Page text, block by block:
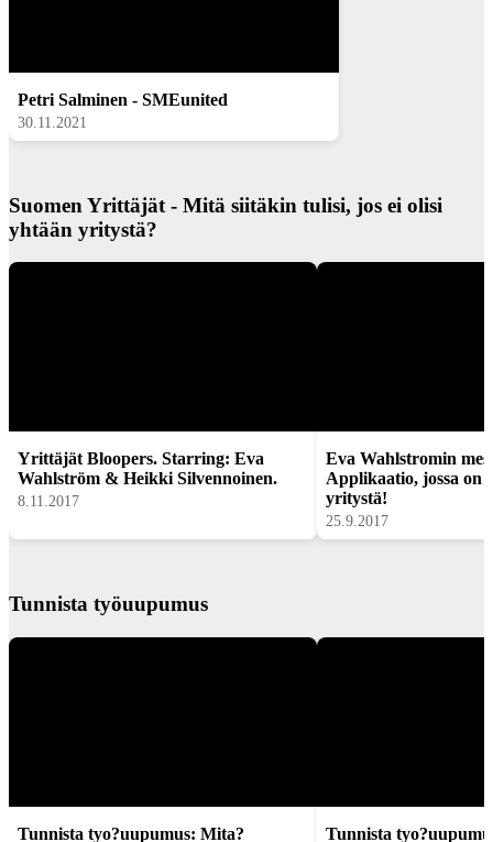
Petri Salminen - SMEunited
30.11.2021
Suomen Yrittäjät - Mitä siitäkin tulisi, jos ei olisi
yhtään yritystä?
Yrittäjät Bloopers. Starring: Eva
Wahlström & Heikki Silvennoinen.
8.11.2017
Eva Wahlstromin
Applikaatio, jossa on
yritystä!
25.9.2017
Tunnista työuupumus
Tunnista tyo?uupumus: Mita?
Tunnista